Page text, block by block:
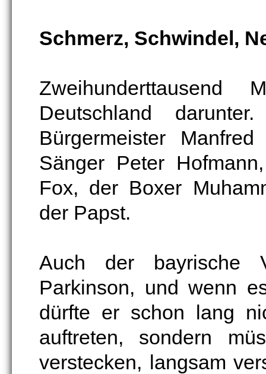
Schmerz, Schwindel,
Deutschland
Bürgermeister
Sänger Peter
Fox, der Boxer
der Papst.
Auch der bayrische
Parkinson, und wenn
dürfte er schon lang
auftreten, sondern
verstecken, langsam